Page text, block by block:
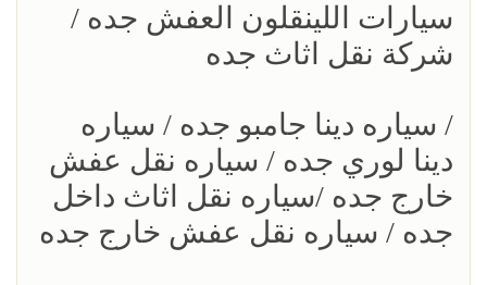
سيارات اللينقلون العفش جده /
شركة نقل اثاث جده
/ سياره دينا جامبو جده / سياره
دينا لوري جده / سياره نقل عفش
خارج جده /سياره نقل اثاث داخل
جده / سياره نقل عفش خارج جده